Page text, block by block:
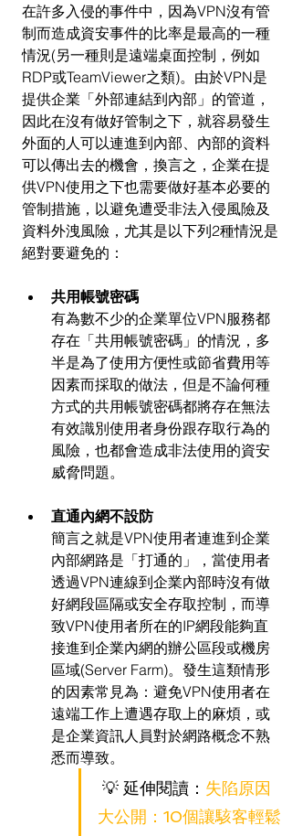
在許多入侵的事件中，因為VPN沒有管
制而造成資安事件的比率是最高的一種
情況(另一種則是遠端桌面控制，例如
RDP或TeamViewer之類)。由於VPN是
提供企業「外部連結到內部」的管道，
因此在沒有做好管制之下，就容易發生
外面的人可以連進到內部、內部的資料
可以傳出去的機會，換言之，企業在提
供VPN使用之下也需要做好基本必要的
管制措施，以避免遭受非法入侵風險及
資料外洩風險，尤其是以下列2種情況是
絕對要避免的：
共用帳號密碼
有為數不少的企業單位VPN服務都
存在「共用帳號密碼」的情況，多
半是為了使用方便性或節省費用等
因素而採取的做法，但是不論何種
方式的共用帳號密碼都將存在無法
有效識別使用者身份跟存取行為的
風險，也都會造成非法使用的資安
威脅問題。
直通內網不設防
簡言之就是VPN使用者連進到企業
內部網路是「打通的」，當使用者
透過VPN連線到企業內部時沒有做
好網段區隔或安全存取控制，而導
致VPN使用者所在的IP網段能夠直
接進到企業內網的辦公區段或機房
區域(Server Farm)。發生這類情形
的因素常見為：避免VPN使用者在
遠端工作上遭遇存取上的麻煩，或
是企業資訊人員對於網路概念不熟
悉而導致。
💡 延伸閱讀： 失陷原因
大公開：10個讓駭客輕鬆